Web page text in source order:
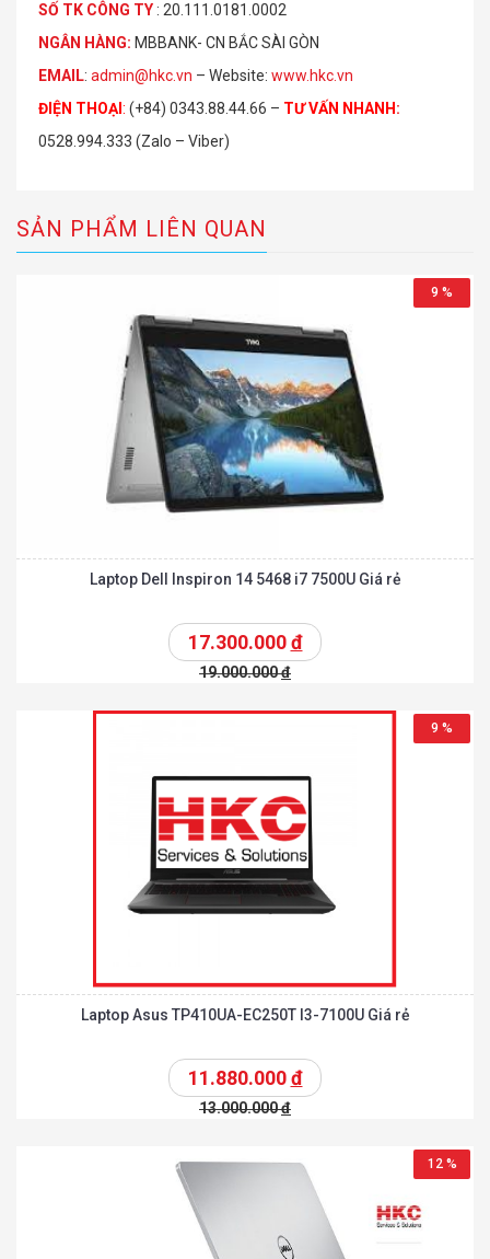
SỐ TK CÔ NG TY : 20.111.0181.0002
NGÂN HÀNG: MBBANK- CN BẮC SÀI GÒN
EMAIL: admin@hkc.vn – Website: www.hkc.vn
ĐIỆN THOẠI: (+84) 0343.88.44.66 – TƯ VẤN NHANH :
0528.994.333 (Zalo – Viber)
SẢN PHẨM LIÊN QUAN
9 %
Laptop Dell Inspiron 14 5468 i7 7500U Giá rẻ
17.300.000đ
19.000.000đ
9 %
Laptop Asus TP410UA-EC250T I3-7100U Giá rẻ
11.880.000đ
13.000.000đ
12 %